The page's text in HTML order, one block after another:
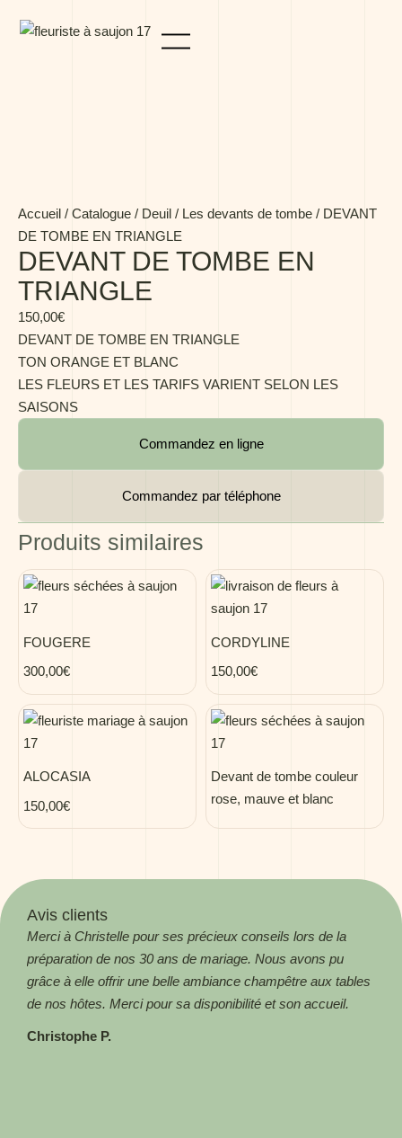
Accueil / Catalogue / Deuil / Les devants de tombe / DEVANT
DE TOMBE EN TRIANGLE
DEVANT DE TOMBE EN
TRIANGLE
150,00€
DEVANT DE TOMBE EN TRIANGLE
TON ORANGE ET BLANC
LES FLEURS ET LES TARIFS VARIENT SELON LES
SAISONS
Commandez en ligne
Commandez par téléphone
Produits similaires
FOUGERE
300,00€
CORDYLINE
150,00€
ALOCASIA
150,00€
Devant de tombe couleur
rose, mauve et blanc
Avis clients
Merci à Christelle pour ses précieux conseils lors de la
préparation de nos 30 ans de mariage. Nous avons pu
grâce à elle offrir une belle ambiance champêtre aux tables
de nos hôtes. Merci pour sa disponibilité et son accueil.
Christophe P.